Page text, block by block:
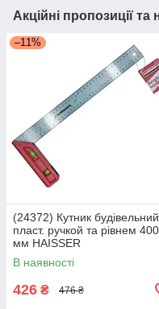
Акційні пропозиції та
–11%
(24372) Кутник
пласт. ручкой та рівнем 400
мм HAISSER
В наявності
426 ₴ 476 ₴